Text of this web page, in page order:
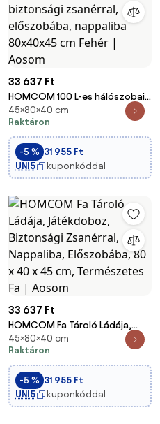
33 637 Ft
HOMCOM 100 L-es hálószobai
tároló láda biztonsági
zsanérral, előszobába,
nappaliba 80x40x45 cm Fehér |
Aosom
45×80×40 cm
Raktáron
-5 % 31 955 Ft
UNI5
kuponkóddal
33 637 Ft
HOMCOM Fa Tároló Ládája,
Játékdoboz, Biztonsági
Zsanérral, Nappaliba,
Előszobába, 80 x 40 x 45 cm,
Természetes Fa | Aosom
45×80×40 cm
Raktáron
-5 % 31 955 Ft
UNI5
kuponkóddal